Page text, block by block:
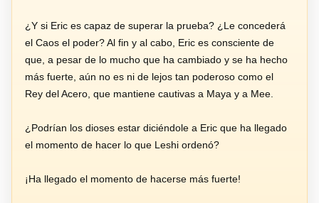
¿Y si Eric es capaz de superar la prueba? ¿Le concederá
el Caos el poder? Al fin y al cabo, Eric es consciente de
que, a pesar de lo mucho que ha cambiado y se ha hecho
más fuerte, aún no es ni de lejos tan poderoso como el
Rey del Acero, que mantiene cautivas a Maya y a Mee.
¿Podrían los dioses estar diciéndole a Eric que ha llegado
el momento de hacer lo que Leshi ordenó?
¡Ha llegado el momento de hacerse más fuerte!